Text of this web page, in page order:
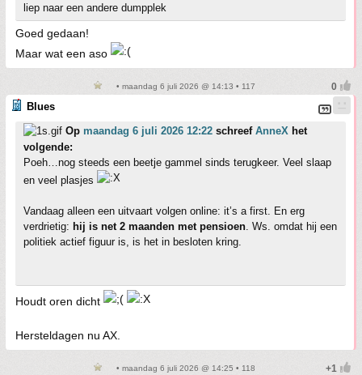
liep naar een andere dumpplek
Goed gedaan!
Maar wat een aso
• maandag 6 juli 2026 @ 14:13 • 117
Blues
Op maandag 6 juli 2026 12:22 schreef AnneX het
volgende:
Poeh…nog steeds een beetje gammel sinds terugkeer. Veel slaap
en veel plasjes
Vandaag alleen een uitvaart volgen online: it’s a first. En erg
verdrietig: hij is net 2 maanden met pensioen . Ws. omdat hij een
politiek actief figuur is, is het in besloten kring.
Houdt oren dicht
Hersteldagen nu AX.
• maandag 6 juli 2026 @ 14:25 • 118